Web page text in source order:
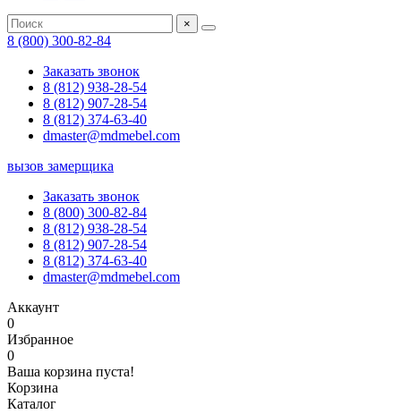
×
8 (800) 300-82-84
Заказать звонок
8 (812) 938-28-54
8 (812) 907-28-54
8 (812) 374-63-40
dmaster@mdmebel.com
вызов замерщика
Заказать звонок
8 (800) 300-82-84
8 (812) 938-28-54
8 (812) 907-28-54
8 (812) 374-63-40
dmaster@mdmebel.com
Аккаунт
0
Избранное
0
Ваша корзина пуста!
Корзина
Каталог